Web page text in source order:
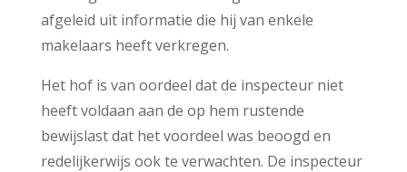
afgeleid uit informatie die hij van enkele
makelaars heeft verkregen.
Het hof is van oordeel dat de inspecteur niet
heeft voldaan aan de op hem rustende
bewijslast dat het voordeel was beoogd en
redelijkerwijs ook te verwachten. De inspecteur